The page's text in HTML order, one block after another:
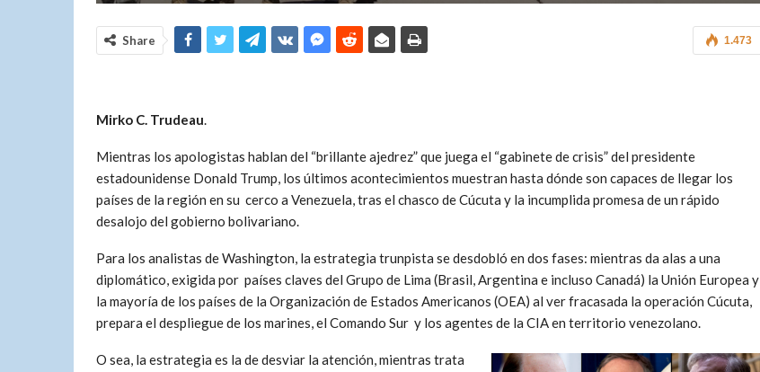
1.473
Share
Mirko C. Trudeau.
Mientras los apologistas hablan del “brillante ajedrez” que juega el “gabinete de crisis” del presidente
estadounidense Donald Trump, los últimos acontecimientos muestran hasta dónde son capaces de llegar los
países de la región en su cerco a Venezuela, tras el chasco de Cúcuta y la incumplida promesa de un rápido
desalojo del gobierno bolivariano.
Para los analistas de Washington, la estrategia trunpista se desdobló en dos fases: mientras da alas a una
diplomático, exigida por países claves del Grupo de Lima (Brasil, Argentina e incluso Canadá) la Unión Europea y
la mayoría de los países de la Organización de Estados Americanos (OEA) al ver fracasada la operación Cúcuta,
prepara el despliegue de los marines, el Comando Sur y los agentes de la CIA en territorio venezolano.
O sea, la estrategia es la de desviar la atención, mientras trata